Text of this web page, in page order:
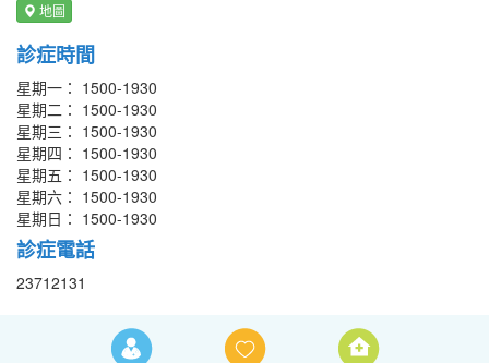
地圖
診症時間
星期一： 1500-1930
星期二： 1500-1930
星期三： 1500-1930
星期四： 1500-1930
星期五： 1500-1930
星期六： 1500-1930
星期日： 1500-1930
診症電話
23712131